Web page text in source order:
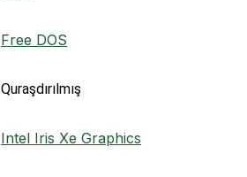
Free DOS
Quraşdırılmış
Intel Iris Xe Graphics